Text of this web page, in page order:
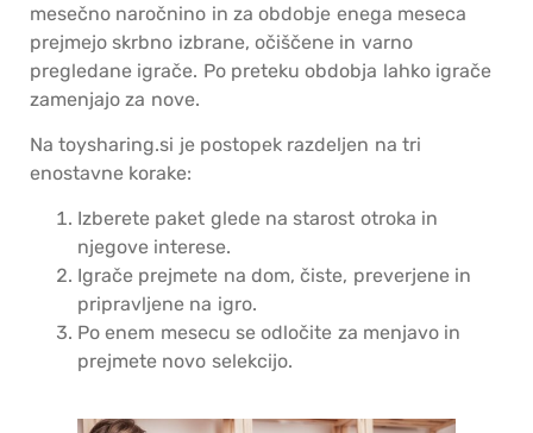
mesečno naročnino in za obdobje enega meseca
prejmejo skrbno izbrane, očiščene in varno
pregledane igrače. Po preteku obdobja lahko igrače
zamenjajo za nove.
Na toysharing.si je postopek razdeljen na tri
enostavne korake:
Izberete paket glede na starost otroka in
njegove interese.
Igrače prejmete na dom, čiste, preverjene in
pripravljene na igro.
Po enem mesecu se odločite za menjavo in
prejmete novo selekcijo.